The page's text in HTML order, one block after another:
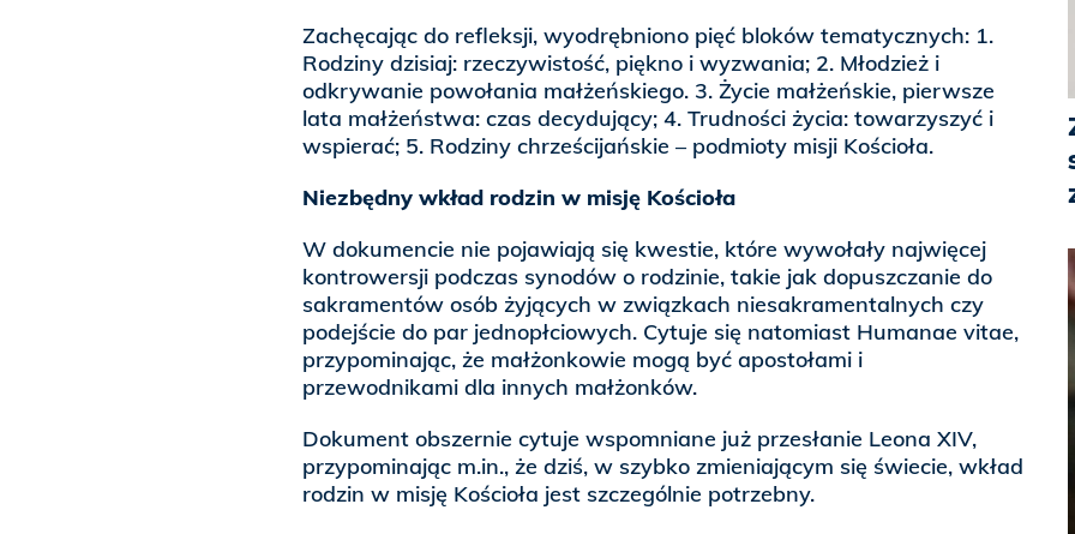
Zachęcając do refleksji, wyodrębniono pięć bloków tematycznych: 1.
Rodziny dzisiaj: rzeczywistość, piękno i wyzwania; 2. Młodzież i
odkrywanie powołania małżeńskiego. 3. Życie małżeńskie, pierwsze
lata małżeństwa: czas decydujący; 4. Trudności życia: towarzyszyć i
wspierać; 5. Rodziny chrześcijańskie – podmioty misji Kościoła.
Niezbędny wkład rodzin w misję Kościoła
W dokumencie nie pojawiają się kwestie, które wywołały najwięcej
kontrowersji podczas synodów o rodzinie, takie jak dopuszczanie do
sakramentów osób żyjących w związkach niesakramentalnych czy
podejście do par jednopłciowych. Cytuje się natomiast Humanae vitae,
przypominając, że małżonkowie mogą być apostołami i
przewodnikami dla innych małżonków.
Dokument obszernie cytuje wspomniane już przesłanie Leona XIV,
przypominając m.in., że dziś, w szybko zmieniającym się świecie, wkład
rodzin w misję Kościoła jest szczególnie potrzebny.